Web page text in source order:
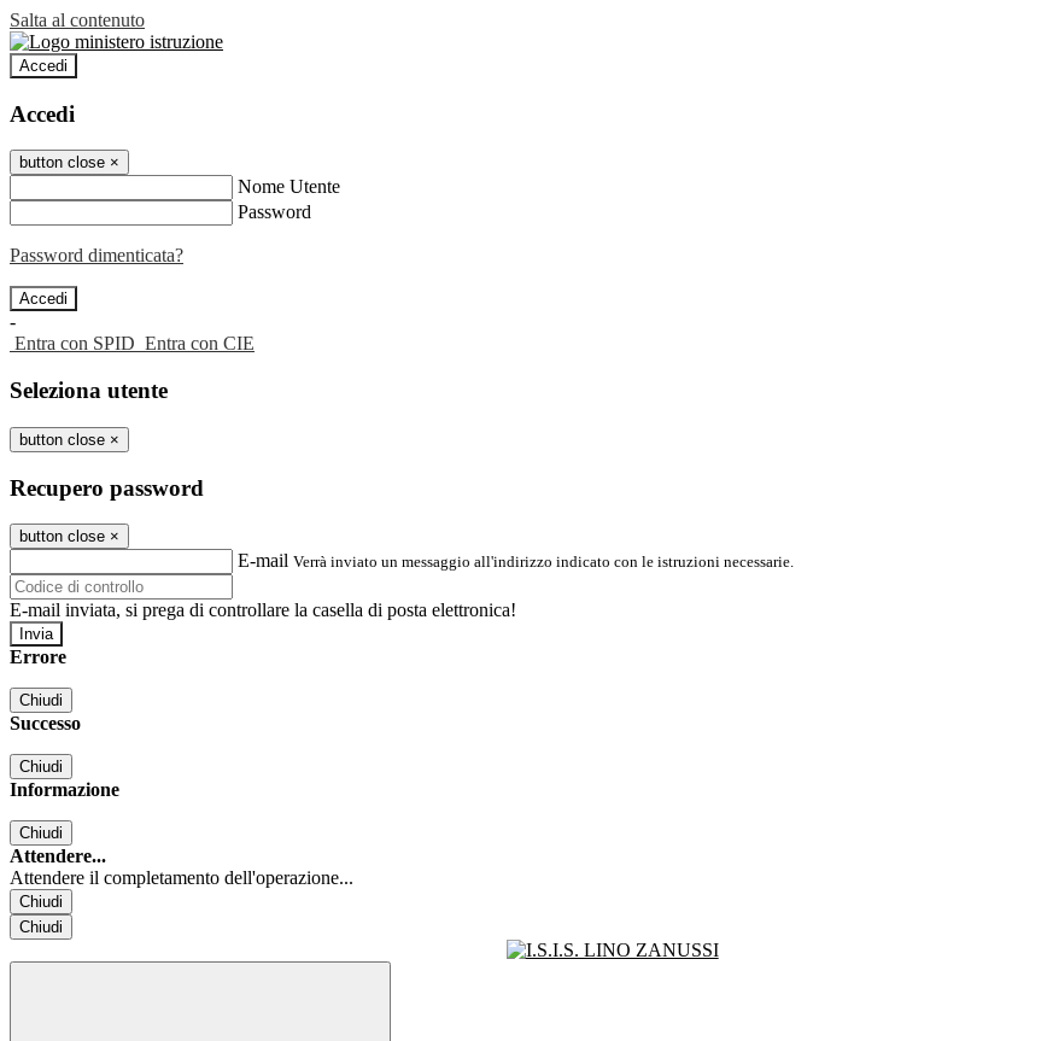
Salta al contenuto
Accedi
Accedi
button close ×
Nome Utente
Password
Password dimenticata?
-
Entra con SPID Entra con CIE
Seleziona utente
button close ×
Recupero password
button close ×
E-mail Verrà inviato un messaggio all'indirizzo indicato con le istruzioni necessarie.
E-mail inviata, si prega di controllare la casella di posta elettronica!
Errore
Chiudi
Successo
Chiudi
Informazione
Chiudi
Attendere...
Attendere il completamento dell'operazione...
Chiudi
Chiudi